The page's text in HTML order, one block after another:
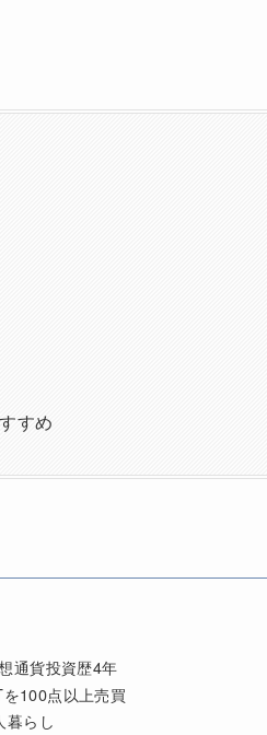
すめ
通貨投資歴4年
100点以上売買
暮らし